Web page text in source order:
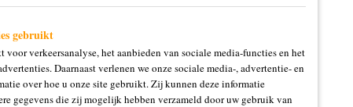
gebruikt
verkeersanalyse, het aanbieden van sociale media-functies en het
Daarnaast verlenen we onze sociale media-, advertentie- en
over hoe u onze site gebruikt. Zij kunnen deze informatie
gegevens die zij mogelijk hebben verzameld door uw gebruik van